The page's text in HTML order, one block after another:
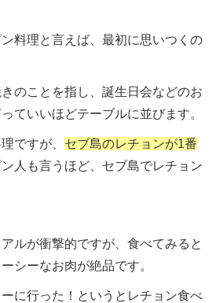
料理と言えば、最初に思いつくの
のことを指し、誕生日会などのお
ていいほどテーブルに並びます。
ですが、 セブ島のレチョンが1番
人も言うほど、セブ島でレチョン
ルが衝撃的ですが、食べてみると
シーなお肉が絶品です。
に行った！というとレチョン食べ